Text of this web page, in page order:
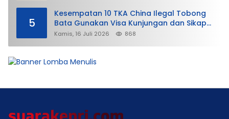
5
Kesempatan 10 TKA China Ilegal Tobong
Bata Gunakan Visa Kunjungan dan Sikap
Lunak Ditjen Imigrasi Kepri?
Kamis, 16 Juli 2026 868